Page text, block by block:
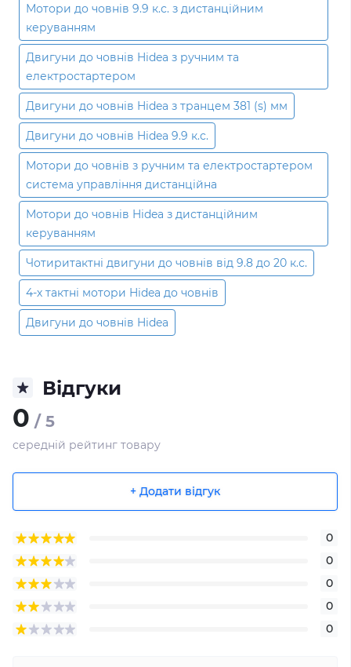
Мотори до човнів 9.9 к.с. з дистанційним
керуванням
Двигуни до човнів Hidea з ручним та
електростартером
Двигуни до човнів Hidea з транцем 381 (s) мм
Двигуни до човнів Hidea 9.9 к.с.
Мотори до човнів з ручним та електростартером
система управління дистанційна
Мотори до човнів Hidea з дистанційним
керуванням
Чотиритактні двигуни до човнів від 9.8 до 20 к.с.
4-х тактні мотори Hidea до човнів
Двигуни до човнів Hidea
Відгуки
0 / 5
середній рейтинг товару
+ Додати відгук
0
0
0
0
0